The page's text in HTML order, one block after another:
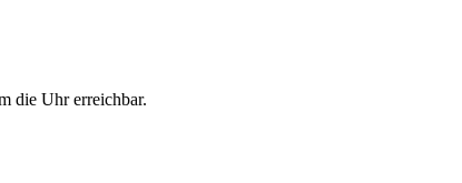
die Uhr erreichbar.